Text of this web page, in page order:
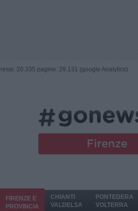
20.335 pagine: 29.131 (google Analytics)
FIRENZE E
PROVINCIA
CHIANTI
VALDELSA
PONTEDERA
VOLTERRA